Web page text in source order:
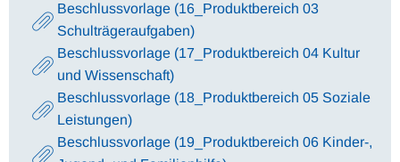
Beschlussvorlage (16_Produktbereich 03
Schulträgeraufgaben)
Beschlussvorlage (17_Produktbereich 04 Kultur
und Wissenschaft)
Beschlussvorlage (18_Produktbereich 05 Soziale
Leistungen)
Beschlussvorlage (19_Produktbereich 06 Kinder-,